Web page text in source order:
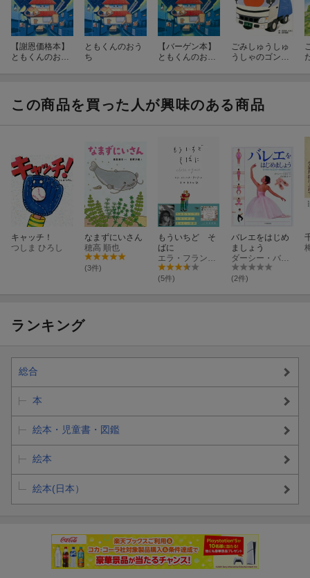
【謝恩価格本】
ともくんのおう
ともくんのおう
ち
【バーゲン本】
ともくんのおう
ごみしゅうしゅ
うしゃのゴンち
この商品を買った人が興味のある商品
キャッチ！
つしま ひろし
なまずにいさん
穂高 順也
(3件)
もういちど そ
ばに
(5件)
バレエをはじめ
ましょう
(2件)
ランキング
総合
本
絵本・児童書・図鑑
絵本
絵本(日本）